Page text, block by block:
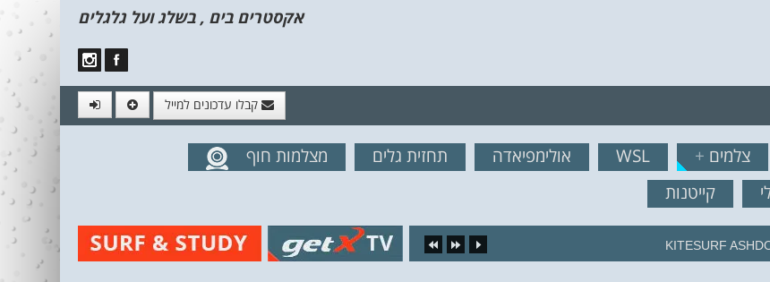
אקסטרים בים , בשלג ועל גלגלים
קבלו עדכונים למייל
תפוצה!נשמח לשלוח לך עדכונים חמים מהאתר צלמים +
WSL אולימפיאדה תחזית גלים
מצלמות חוף
קייטנות
KITESURF